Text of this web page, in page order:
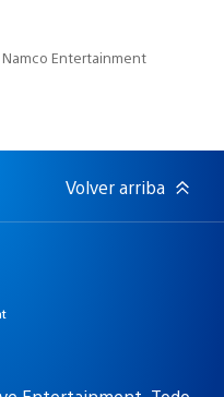
Namco Entertainment
Volver arriba